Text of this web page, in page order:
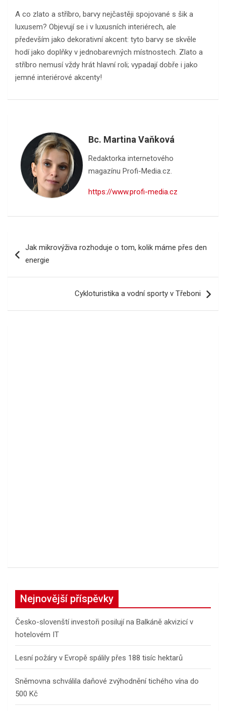
A co zlato a stříbro, barvy nejčastěji spojované s šik a
luxusem? Objevují se i v luxusních interiérech, ale
především jako dekorativní akcent: tyto barvy se skvěle
hodí jako doplňky v jednobarevných místnostech. Zlato a
stříbro nemusí vždy hrát hlavní roli; vypadají dobře i jako
jemné interiérové ​​akcenty!
Bc. Martina Vaňková
Redaktorka internetového
magazínu Profi-Media.cz.
https://www.profi-media.cz
proJak mikrovýživa rozhoduje o tom, kolik máme přes den
energie
Cykloturistika a vodní sporty v Třeboni
Nejnovější příspěvky
Česko-slovenští investoři posilují na Balkáně akvizicí v
hotelovém IT
Lesní požáry v Evropě spálily přes 188 tisíc hektarů
Sněmovna schválila daňové zvýhodnění tichého vína do
500 Kč